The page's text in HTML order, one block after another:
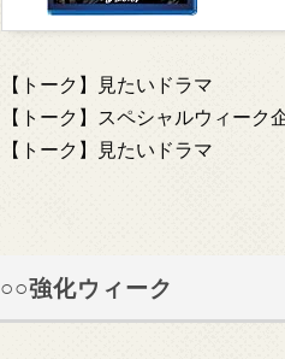
【トーク】見たいドラマ
【トーク】スペシャルウィー
【トーク】見たいドラマ
○○強化ウィーク